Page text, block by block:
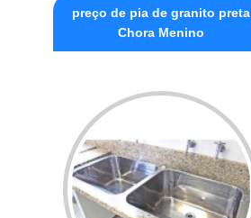
preço de pia de granito preta
Chora Menino